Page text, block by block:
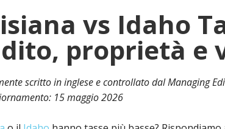
vs Idaho
proprietà e
scritto in inglese e controllato dal Managing
15 maggio 2026